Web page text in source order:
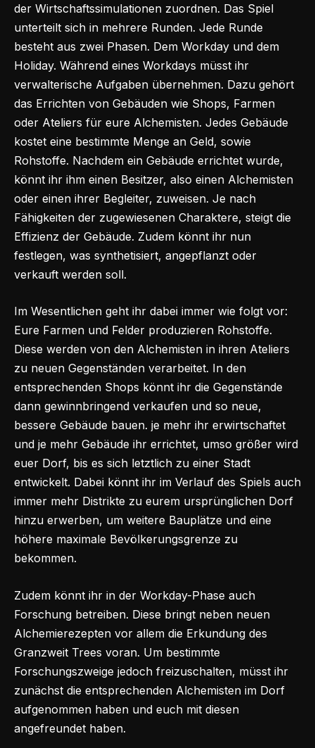
der Wirtschaftssimulationen zuordnen. Das Spiel
unterteilt sich in mehrere Runden. Jede Runde
besteht aus zwei Phasen. Dem Workday und dem
Holiday. Während eines Workdays müsst ihr
verwalterische Aufgaben übernehmen. Dazu gehört
das Errichten von Gebäuden wie Shops, Farmen
oder Ateliers für eure Alchemisten. Jedes Gebäude
kostet eine bestimmte Menge an Geld, sowie
Rohstoffe. Nachdem ein Gebäude errichtet wurde,
könnt ihr ihm einen Besitzer, also einen Alchemisten
oder einen ihrer Begleiter, zuweisen. Je nach
Fähigkeiten der zugewiesenen Charaktere, steigt die
Effizienz der Gebäude. Zudem könnt ihr nun
festlegen, was synthetisiert, angepflanzt oder
verkauft werden soll.
Im Wesentlichen geht ihr dabei immer wie folgt vor:
Eure Farmen und Felder produzieren Rohstoffe.
Diese werden von den Alchemisten in ihren Ateliers
zu neuen Gegenständen verarbeitet. In den
entsprechenden Shops könnt ihr die Gegenstände
dann gewinnbringend verkaufen und so neue,
bessere Gebäude bauen. je mehr ihr erwirtschaftet
und je mehr Gebäude ihr errichtet, umso größer wird
euer Dorf, bis es sich letztlich zu einer Stadt
entwickelt. Dabei könnt ihr im Verlauf des Spiels auch
immer mehr Distrikte zu eurem ursprünglichen Dorf
hinzu erwerben, um weitere Bauplätze und eine
höhere maximale Bevölkerungsgrenze zu
bekommen.
Zudem könnt ihr in der Workday-Phase auch
Forschung betreiben. Diese bringt neben neuen
Alchemierezepten vor allem die Erkundung des
Granzweit Trees voran. Um bestimmte
Forschungszweige jedoch freizuschalten, müsst ihr
zunächst die entsprechenden Alchemisten im Dorf
aufgenommen haben und euch mit diesen
angefreundet haben.